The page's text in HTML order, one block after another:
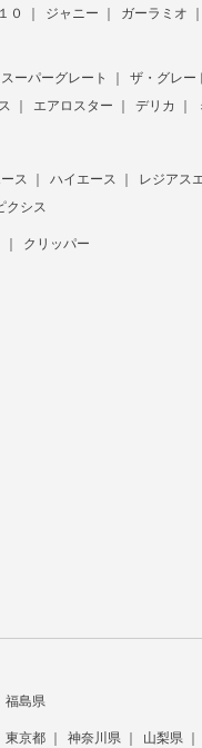
０ ジャニー ガーラミオ
スーパーグレート ザ・グレー
エアロスター デリカ
ス ハイエース
レジアス
クシス
クリッパー
福島県
東京都 神奈川県 山梨県